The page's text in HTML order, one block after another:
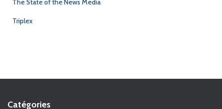
The State of the News Media
Triplex
Catégories